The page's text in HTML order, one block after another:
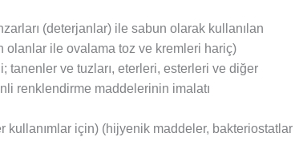
(deterjanlar) ile sabun olarak kullanılan
olanlar ile ovalama toz ve kremleri hariç)
tanenler ve tuzları, eterleri, esterleri ve diğer
renklendirme maddelerinin imalatı
kullanımlar için) (hijyenik maddeler, bakteriostatlar